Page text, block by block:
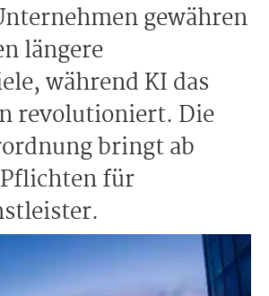
gewähren
längere
während KI das
revolutioniert. Die
bringt ab
für